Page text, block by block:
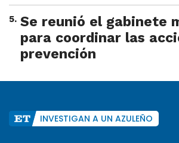
5. Se reunió el gabinete
para coordinar las
prevención
INVESTIGAN A UN AZULEÑO